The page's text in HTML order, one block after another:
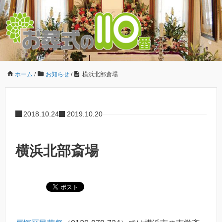
ホーム / お知らせ / 横浜北部斎場
2018.10.24 2019.10.20
横浜北部斎場